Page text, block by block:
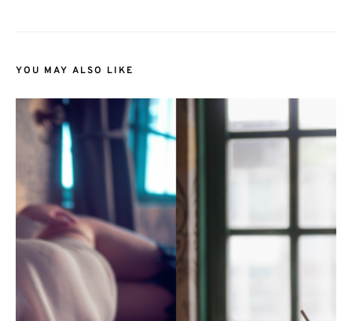
YOU MAY ALSO LIKE